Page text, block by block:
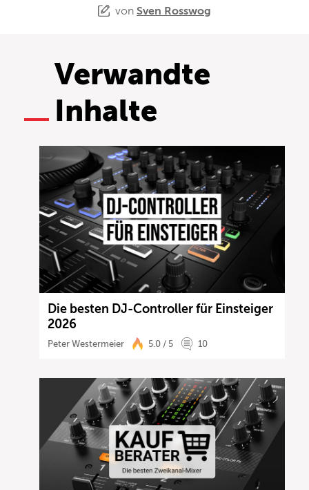
von Sven Rosswog
Verwandte
Inhalte
Die besten DJ-Controller für Einsteiger
2026
Peter Westermeier 5.0 / 5 10